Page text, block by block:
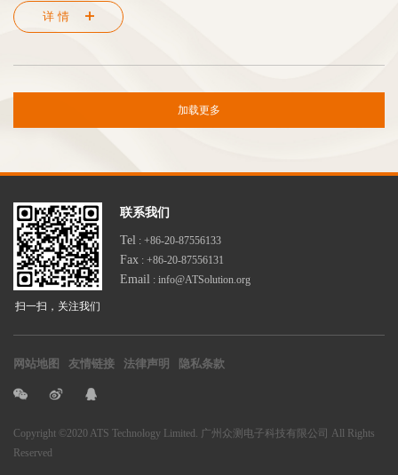
详情
加载更多
扫一扫，关注我们
联系我们
Tel : +86-20-87556133
Fax : +86-20-87556131
Email : info@ATSolution.org
网站地图 友情链接 法律声明 隐私条款
Copyright ©2020 ATS Technology Limited. 广州众测电子科技有限公司 All Rights
Reserved